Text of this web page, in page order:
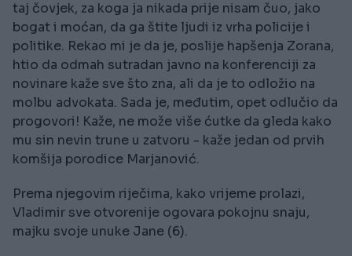
taj čovjek, za koga ja nikada prije nisam čuo, jako
bogat i moćan, da ga štite ljudi iz vrha policije i
politike. Rekao mi je da je, poslije hapšenja Zorana,
htio da odmah sutradan javno na konferenciji za
novinare kaže sve što zna, ali da je to odložio na
molbu advokata. Sada je, međutim, opet odlučio da
progovori! Kaže, ne može više ćutke da gleda kako
mu sin nevin trune u zatvoru - kaže jedan od prvih
komšija porodice Marjanović.
Prema njegovim riječima, kako vrijeme prolazi,
Vladimir sve otvorenije ogovara pokojnu snaju,
majku svoje unuke Jane (6).